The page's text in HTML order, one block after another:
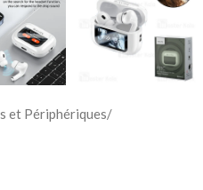
et Périphériques